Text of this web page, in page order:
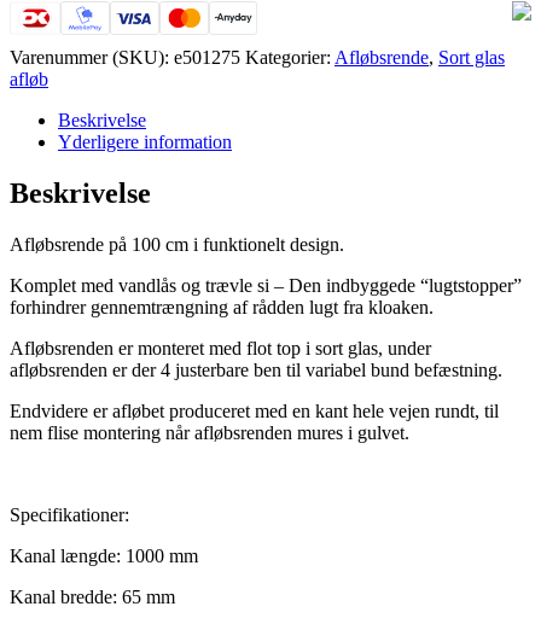
sort
glas
100
cm
Varenummer (SKU): e501275 Kategorier: Afløbsrende, Sort glas
afløb
Beskrivelse
Yderligere information
Beskrivelse
Afløbsrende på 100 cm i funktionelt design.
Komplet med vandlås og trævle si – Den indbyggede “lugtstopper”
forhindrer gennemtrængning af rådden lugt fra kloaken.
Afløbsrenden er monteret med flot top i sort glas, under
afløbsrenden er der 4 justerbare ben til variabel bund befæstning.
Endvidere er afløbet produceret med en kant hele vejen rundt, til
nem flise montering når afløbsrenden mures i gulvet.
Specifikationer:
Kanal længde: 1000 mm
Kanal bredde: 65 mm